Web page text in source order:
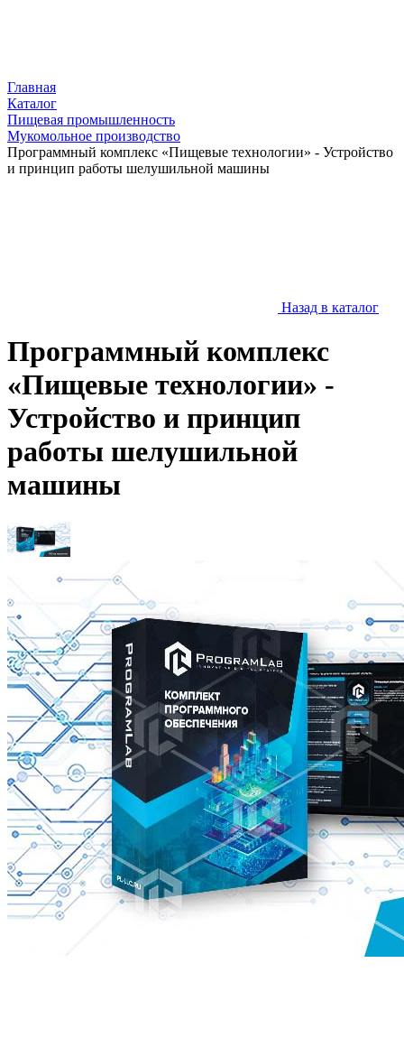
Главная
Каталог
Пищевая промышленность
Мукомольное производство
Программный комплекс «Пищевые технологии» - Устройство
и принцип работы шелушильной машины
Назад в каталог
Программный комплекс
«Пищевые технологии» -
Устройство и принцип
работы шелушильной
машины